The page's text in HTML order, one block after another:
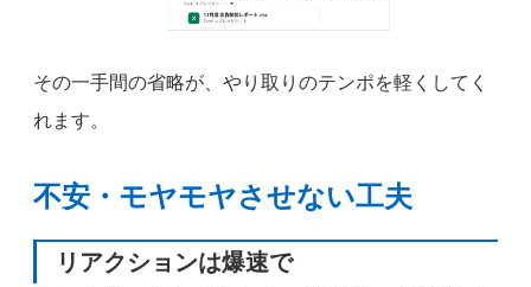
その一手間の省略が、やり取りのテンポを軽くしてく
れます。
不安・モヤモヤさせない工夫
リアクションは爆速で